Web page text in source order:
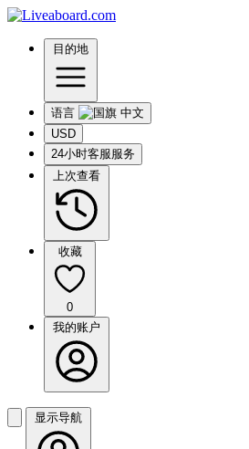
目的地
语言
USD
24小时客服服务
上次查看
收藏
0
我的账户
显示导航